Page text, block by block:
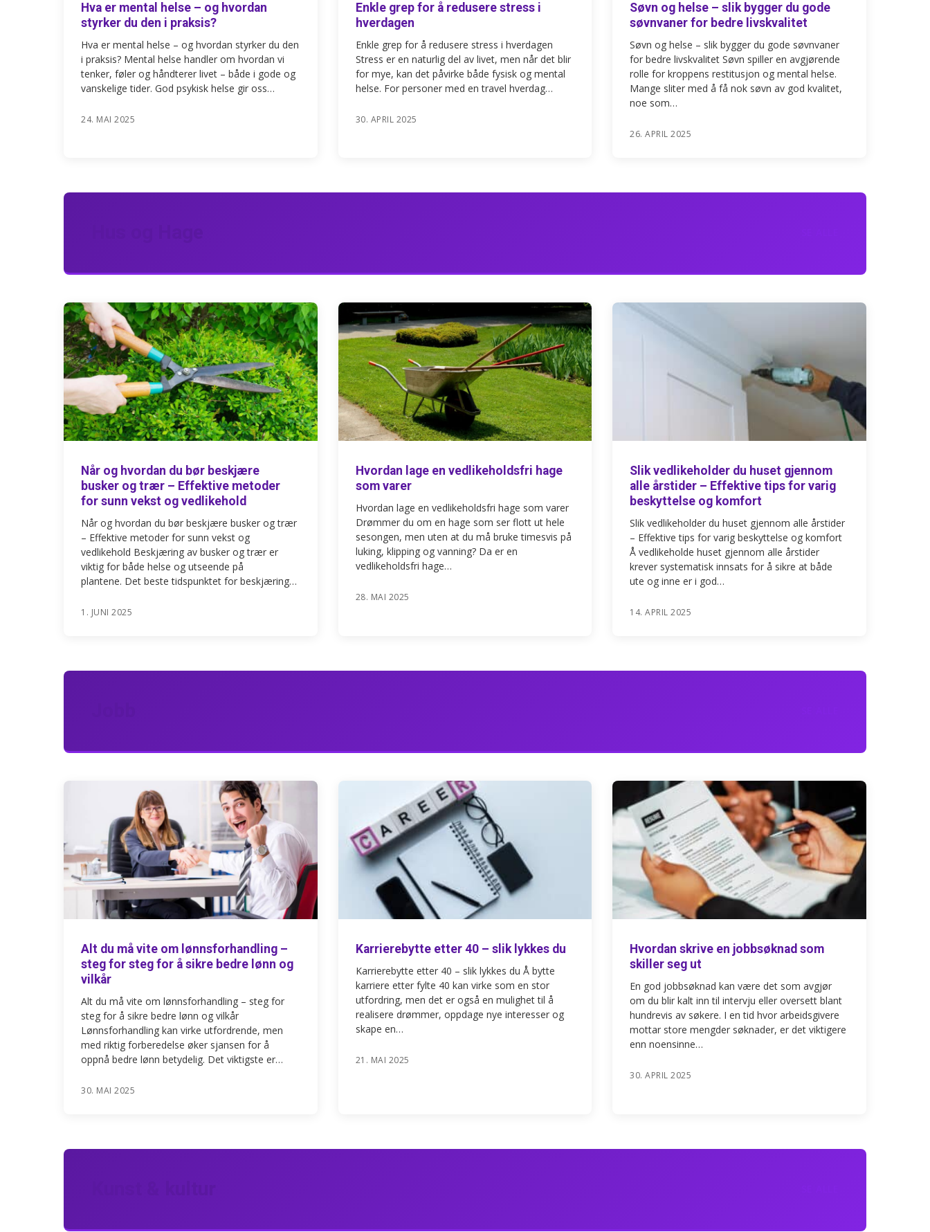
Hva er mental helse – og hvordan
styrker du den i praksis?
Hva er mental helse – og hvordan styrker du den
i praksis? Mental helse handler om hvordan vi
tenker, føler og håndterer livet – både i gode og
vanskelige tider. God psykisk helse gir oss…
24. MAI 2025
Enkle grep for å redusere stress i
hverdagen
Enkle grep for å redusere stress i hverdagen
Stress er en naturlig del av livet, men når det blir
for mye, kan det påvirke både fysisk og mental
helse. For personer med en travel hverdag…
30. APRIL 2025
Søvn og helse – slik bygger du gode
søvnvaner for bedre livskvalitet
Søvn og helse – slik bygger du gode søvnvaner
for bedre livskvalitet Søvn spiller en avgjørende
rolle for kroppens restitusjon og mental helse.
Mange sliter med å få nok søvn av god kvalitet,
noe som…
26. APRIL 2025
Når og hvordan du bør beskjære
busker og trær – Effektive metoder
for sunn vekst og vedlikehold
Når og hvordan du bør beskjære busker og trær
– Effektive metoder for sunn vekst og
vedlikehold Beskjæring av busker og trær er
viktig for både helse og utseende på
plantene. Det beste tidspunktet for beskjæring…
1. JUNI 2025
Hvordan lage en vedlikeholdsfri hage
som varer
Hvordan lage en vedlikeholdsfri hage som varer
Drømmer du om en hage som ser flott ut hele
sesongen, men uten at du må bruke timesvis på
luking, klipping og vanning? Da er en
vedlikeholdsfri hage…
28. MAI 2025
Slik vedlikeholder du huset gjennom
alle årstider – Effektive tips for varig
beskyttelse og komfort
Slik vedlikeholder du huset gjennom alle årstider
– Effektive tips for varig beskyttelse og komfort
Å vedlikeholde huset gjennom alle årstider
krever systematisk innsats for å sikre at både
ute og inne er i god…
14. APRIL 2025
Alt du må vite om lønnsforhandling –
steg for steg for å sikre bedre lønn og
vilkår
Alt du må vite om lønnsforhandling – steg for
steg for å sikre bedre lønn og vilkår
Lønnsforhandling kan virke utfordrende, men
med riktig forberedelse øker sjansen for å
oppnå bedre lønn betydelig. Det viktigste er…
30. MAI 2025
Karrierebytte etter 40 – slik lykkes du
Karrierebytte etter 40 – slik lykkes du Å bytte
karriere etter fylte 40 kan virke som en stor
utfordring, men det er også en mulighet til å
realisere drømmer, oppdage nye interesser og
skape en…
21. MAI 2025
Hvordan skrive en jobbsøknad som
skiller seg ut
En god jobbsøknad kan være det som avgjør
om du blir kalt inn til intervju eller oversett blant
hundrevis av søkere. I en tid hvor arbeidsgivere
mottar store mengder søknader, er det viktigere
enn noensinne…
30. APRIL 2025